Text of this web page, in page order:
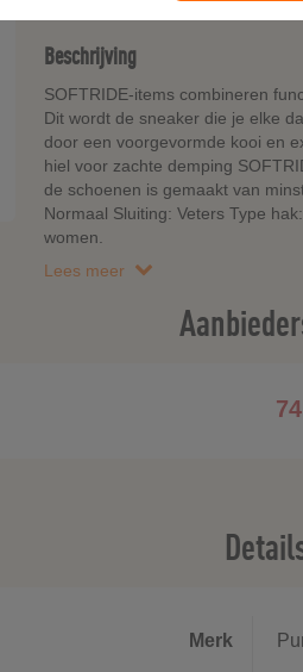
Beschrijving
SOFTRIDE-items combineren
Dit wordt de sneaker die je elke
door een voorgevormde kooi en
hiel voor zachte demping
de schoenen is gemaakt van
Normaal Sluiting: Veters Type
women.
Lees meer
Merk